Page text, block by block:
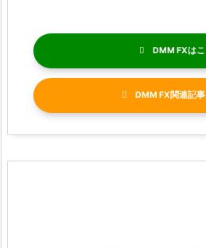
DMM FX
DMM FX関連記事